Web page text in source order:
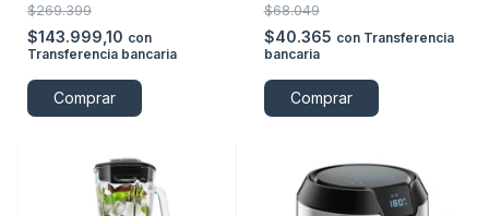
$269.399
$143.999,10 con
Transferencia bancaria
Comprar
$68.049
$40.365 con Transferencia
bancaria
Comprar